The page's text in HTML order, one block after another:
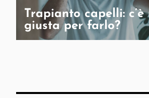
Trapianto capelli: c’è
giusta per farlo?